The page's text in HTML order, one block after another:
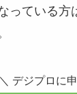
っている方
＼ デジプロに